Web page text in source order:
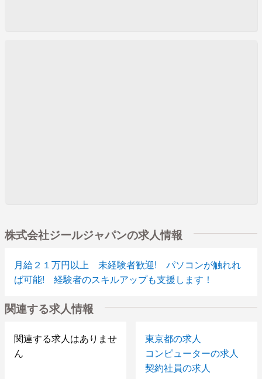
株式会社ジールジャパンの求人情報
月給２１万円以上 未経験者歓迎! パソコンが触れれ
ば可能! 経験者のスキルアップも支援します！
関連する求人情報
関連する求人はありませ
ん
東京都の求人
コンピューターの求人
契約社員の求人